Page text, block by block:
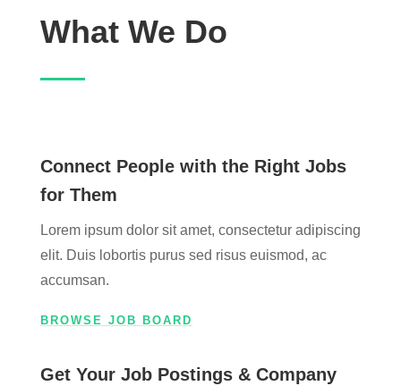
What We Do
Connect People with the Right Jobs
for Them
Lorem ipsum dolor sit amet, consectetur adipiscing
elit. Duis lobortis purus sed risus euismod, ac
accumsan.
BROWSE JOB BOARD
Get Your Job Postings & Company